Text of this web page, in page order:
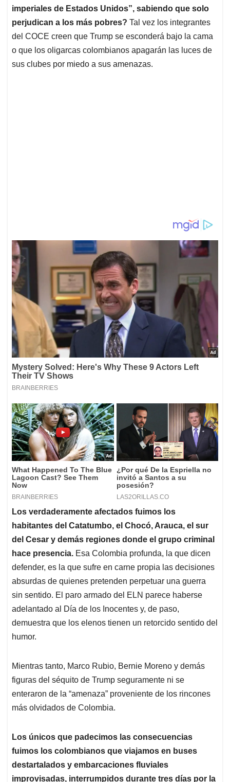
imperiales de Estados Unidos”, sabiendo que solo
perjudican a los más pobres? Tal vez los integrantes
del COCE creen que Trump se esconderá bajo la cama
o que los oligarcas colombianos apagarán las luces de
sus clubes por miedo a sus amenazas.
Los verdaderamente afectados fuimos los
habitantes del Catatumbo, el Chocó, Arauca, el sur
del Cesar y demás regiones donde el grupo criminal
hace presencia. Esa Colombia profunda, la que dicen
defender, es la que sufre en carne propia las decisiones
absurdas de quienes pretenden perpetuar una guerra
sin sentido. El paro armado del ELN parece haberse
adelantado al Día de los Inocentes y, de paso,
demuestra que los elenos tienen un retorcido sentido del
humor.
Mientras tanto, Marco Rubio, Bernie Moreno y demás
figuras del séquito de Trump seguramente ni se
enteraron de la “amenaza” proveniente de los rincones
más olvidados de Colombia.
Los únicos que padecimos las consecuencias
fuimos los colombianos que viajamos en buses
destartalados y embarcaciones fluviales
improvisadas, interrumpidos durante tres días por la